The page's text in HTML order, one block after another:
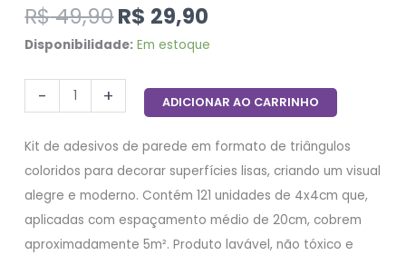
R$49,90R$ 29,90
Disponibilidade: Em estoque
- + ADICIONAR AO CARRINHO
Kit de adesivos de parede em formato de triângulos
coloridos para decorar superfícies lisas, criando um visual
alegre e moderno. Contém 121 unidades de 4x4cm que,
aplicadas com espaçamento médio de 20cm, cobrem
aproximadamente 5m². Produto lavável, não tóxico e